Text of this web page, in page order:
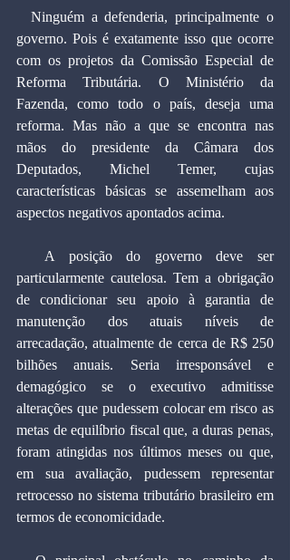
governo. Pois é exatamente isso que ocorre
com os projetos da Comissão Especial de
Reforma Tributária. O Ministério da
Fazenda, como todo o país, deseja uma
reforma. Mas não a que se encontra nas
mãos do presidente da Câmara dos
Deputados, Michel Temer, cujas
características básicas se assemelham aos
aspectos negativos apontados acima.
particularmente cautelosa. Tem a obrigação
de condicionar seu apoio à garantia de
manutenção dos atuais níveis de
arrecadação, atualmente de cerca de R$ 250
bilhões anuais. Seria irresponsável e
demagógico se o executivo admitisse
alterações que pudessem colocar em risco as
metas de equilíbrio fiscal que, a duras penas,
foram atingidas nos últimos meses ou que,
em sua avaliação, pudessem representar
retrocesso no sistema tributário brasileiro em
termos de economicidade.